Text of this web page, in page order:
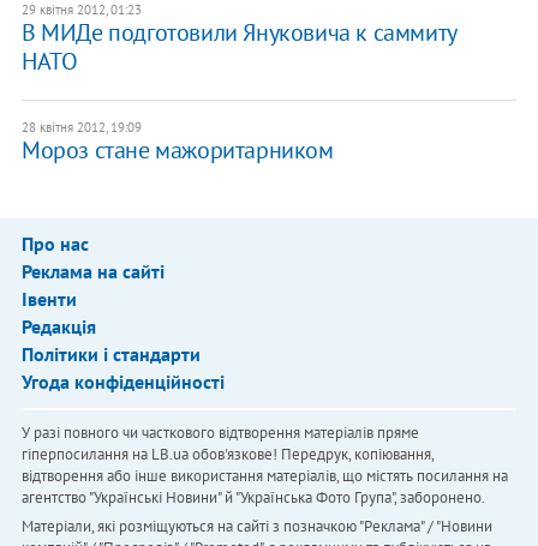
29 квітня 2012, 01:23
В МИДе подготовили Януковича к саммиту
НАТО
28 квітня 2012, 19:09
​Мороз стане мажоритарником
Про нас
Реклама на сайті
Івенти
Редакція
Політики і стандарти
Угода конфіденційності
У разі повного чи часткового відтворення матеріалів пряме
гіперпосилання на LB.ua обов'язкове! Передрук, копіювання,
відтворення або інше використання матеріалів, що містять посилання на
агентство "Українськi Новини" й "Українська Фото Група", заборонено.
Матеріали, які розміщуються на сайті з позначкою "Реклама" / "Новини